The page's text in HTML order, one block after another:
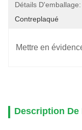
Détails D'emballage:
Contreplaqué
Mettre en
Description De